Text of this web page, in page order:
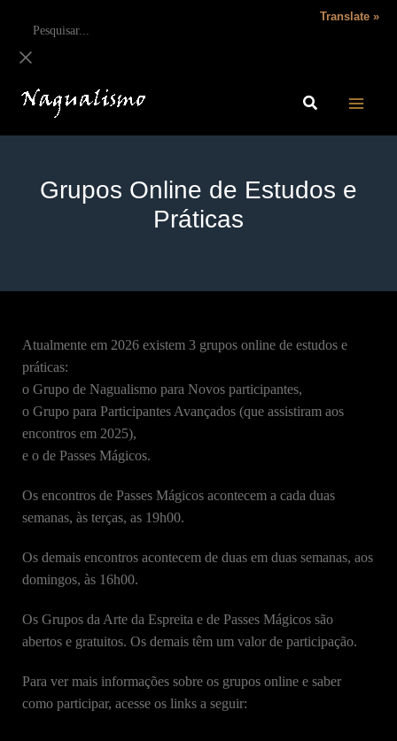
Grupos Online de Estudos e
Práticas
Atualmente em 2026 existem 3 grupos online de estudos e
práticas:
o Grupo de Nagualismo para Novos participantes,
o Grupo para Participantes Avançados (que assistiram aos
encontros em 2025),
e o de Passes Mágicos.
Os encontros de Passes Mágicos acontecem a cada duas
semanas, às terças, as 19h00.
Os demais encontros acontecem de duas em duas semanas, aos
domingos, às 16h00.
Os Grupos da Arte da Espreita e de Passes Mágicos são
abertos e gratuitos. Os demais têm um valor de participação.
Para ver mais informações sobre os grupos online e saber
como participar, acesse os links a seguir:
Translate »